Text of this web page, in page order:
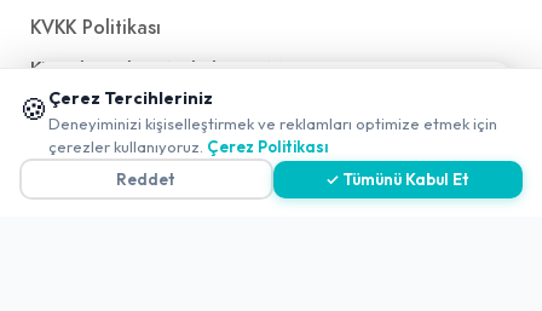
KVKK Politikası
Kişisel Verileri Aydınlatma Metni
Referanslarımız
🍪 Çerez Tercihleriniz
Deneyiminizi kişiselleştirmek ve reklamları optimize etmek için
çerezler kullanıyoruz. Çerez Politikası
Reddet
✓ Tümünü Kabul Et
📱 Mobil uygulamamızı keşfedin!
✖